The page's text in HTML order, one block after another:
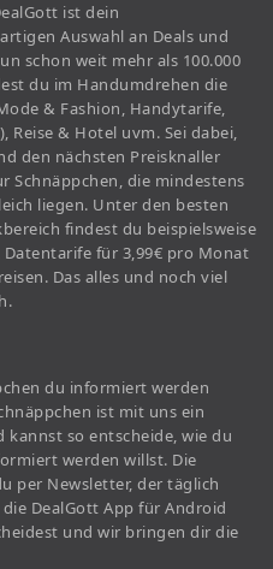
ist dein
Auswahl an Deals und
schon weit mehr als 100.000
du im Handumdrehen die
& Fashion, Handytarife,
Reise & Hotel uvm. Sei dabei,
den nächsten Preisknaller
Schnäppchen, die mindestens
liegen. Unter den besten
findest du beispielsweise
für 3,99€ pro Monat
Das alles und noch viel
du informiert werden
ist mit uns ein
kannst so entscheide, wie du
werden willst. Die
per Newsletter, der täglich
DealGott App für Android
und wir bringen dir die